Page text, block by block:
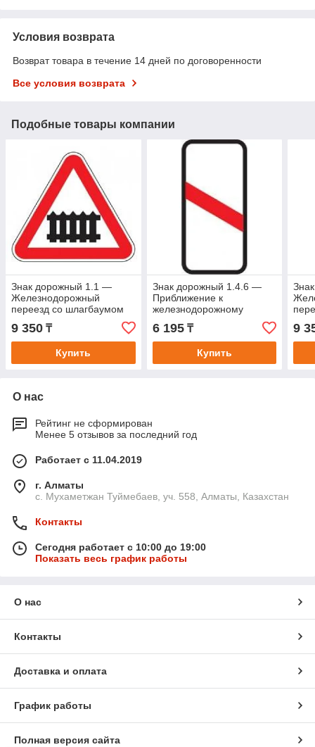
Условия возврата
Возврат товара в течение 14 дней по договоренности
Все условия возврата
Подобные товары компании
Знак дорожный 1.1 —
Железнодорожный
переезд со шлагбаумом
9 350 ₸
Купить
Знак дорожный 1.4.6 —
Приближение к
железнодорожному
переезду
6 195₸
Купить
9
О нас
Рейтинг не сформирован
Менее 5 отзывов за последний год
Работает с 11.04.2019
г. Алматы
с. Мухаметжан Туймебаев, уч. 558, Алматы, Казахстан
Контакты
Сегодня работает с 10:00 до 19:00
Показать весь график работы
О нас
Контакты
Доставка и оплата
График работы
Полная версия сайта